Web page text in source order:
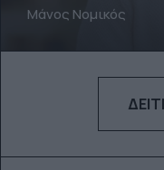
Μάνος Νομικός